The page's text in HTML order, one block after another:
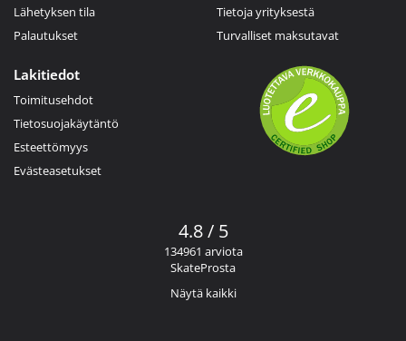
Lähetyksen tila
Palautukset
Tietoja yrityksestä
Turvalliset maksutavat
Lakitiedot
Toimitusehdot
Tietosuojakäytäntö
Esteettömyys
Evästeasetukset
4.8 / 5
134961 arviota
SkateProsta
Näytä kaikki